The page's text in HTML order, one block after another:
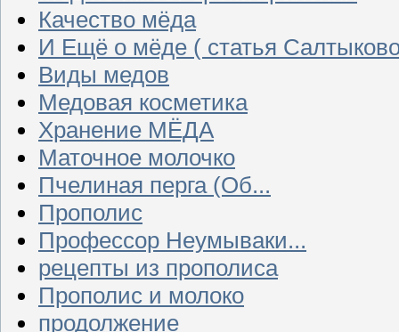
Качество мёда
И Ещё о мёде ( статья
Виды медов
Медовая косметика
Хранение МЁДА
Маточное молочко
Пчелиная перга (Об...
Прополис
Профессор Неумываки...
рецепты из прополиса
Прополис и молоко
продолжение